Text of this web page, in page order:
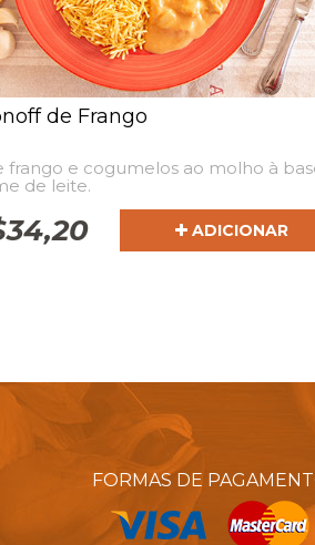
de Frango
frango e cogumelos ao molho à
de leite.
34,20 ADICIONAR
FORMAS DE